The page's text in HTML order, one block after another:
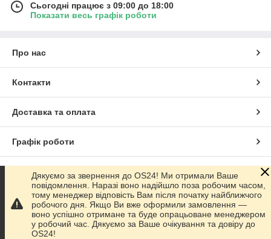
інтер'єрів
моделі:
особи
Напівторні ліжка— оптимальний варіант для
підлітків і дорослих
Двоспальні ліжка— комфортне рішення для пари
Ліжка з підіймальним механізмом
місце для зберігання речей
Ліжечко без підіймального механізму
— класичні
надійні конструкції
Ліжечко з балдахіном— стиль і затишок у спальні
Як вибрати дерев'яне ліжко
Розмір
Сьогодні працює з 09:00 до 18:00
Показати весь графік роботи
Про нас
Контакти
Доставка та оплата
Графік роботи
Повна версія сайту
Сайт створено на маркетплейсіProm.ua
Політика конфіденційності
Дякуємо за звернення до OS24! Ми отримали Ваше
повідомлення. Наразі воно надійшло поза робочим часом,
тому менеджер відповість Вам після початку найближчого
робочого дня. Якщо Ви вже оформили замовлення —
воно успішно отримане та буде опрацьоване менеджером
у робочий час. Дякуємо за Ваше очікування та довіру до
OS24!